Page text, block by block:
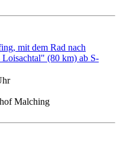
mit dem Rad nach
Loisachtal" (80 km) ab S-
Malching